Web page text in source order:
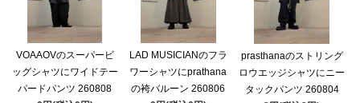
VOAAOVのスーパービ
ッグシャツにワイドテー
パードパンツ 260808
LAD MUSICIANのフラ
ワーシャツにprathana
の袴バルーン 260806
prasthanaのストリング
ロウエッジシャツにニー
タックパンツ 260804